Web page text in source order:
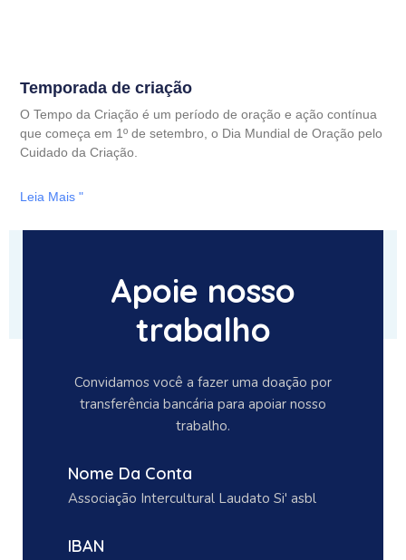
Temporada de criação
O Tempo da Criação é um período de oração e ação contínua
que começa em 1º de setembro, o Dia Mundial de Oração pelo
Cuidado da Criação.
Leia Mais "
Apoie nosso
trabalho
Convidamos você a fazer uma doação por
transferência bancária para apoiar nosso
trabalho.
Nome Da Conta
Associação Intercultural Laudato Si' asbl
IBAN